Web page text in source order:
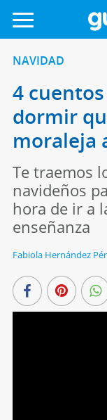
NAVIDAD
4
dormir
moraleja
Te traemos
navideños
hora de ir a
enseñanza
Fabiola Hernández